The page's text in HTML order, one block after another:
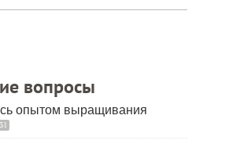
вопросы
опытом выращивания
31